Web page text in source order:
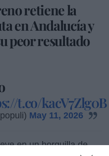
retiene la
en Andalucía y
peor resultado
t.co/kacV7Zlg0B
May 11, 2026
en un horquilla de